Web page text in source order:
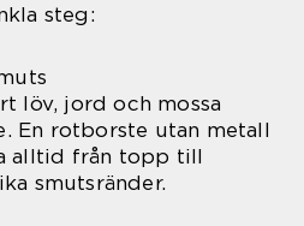
steg:
löv, jord och mossa
En rotborste utan metall
alltid från topp till
smutsränder.